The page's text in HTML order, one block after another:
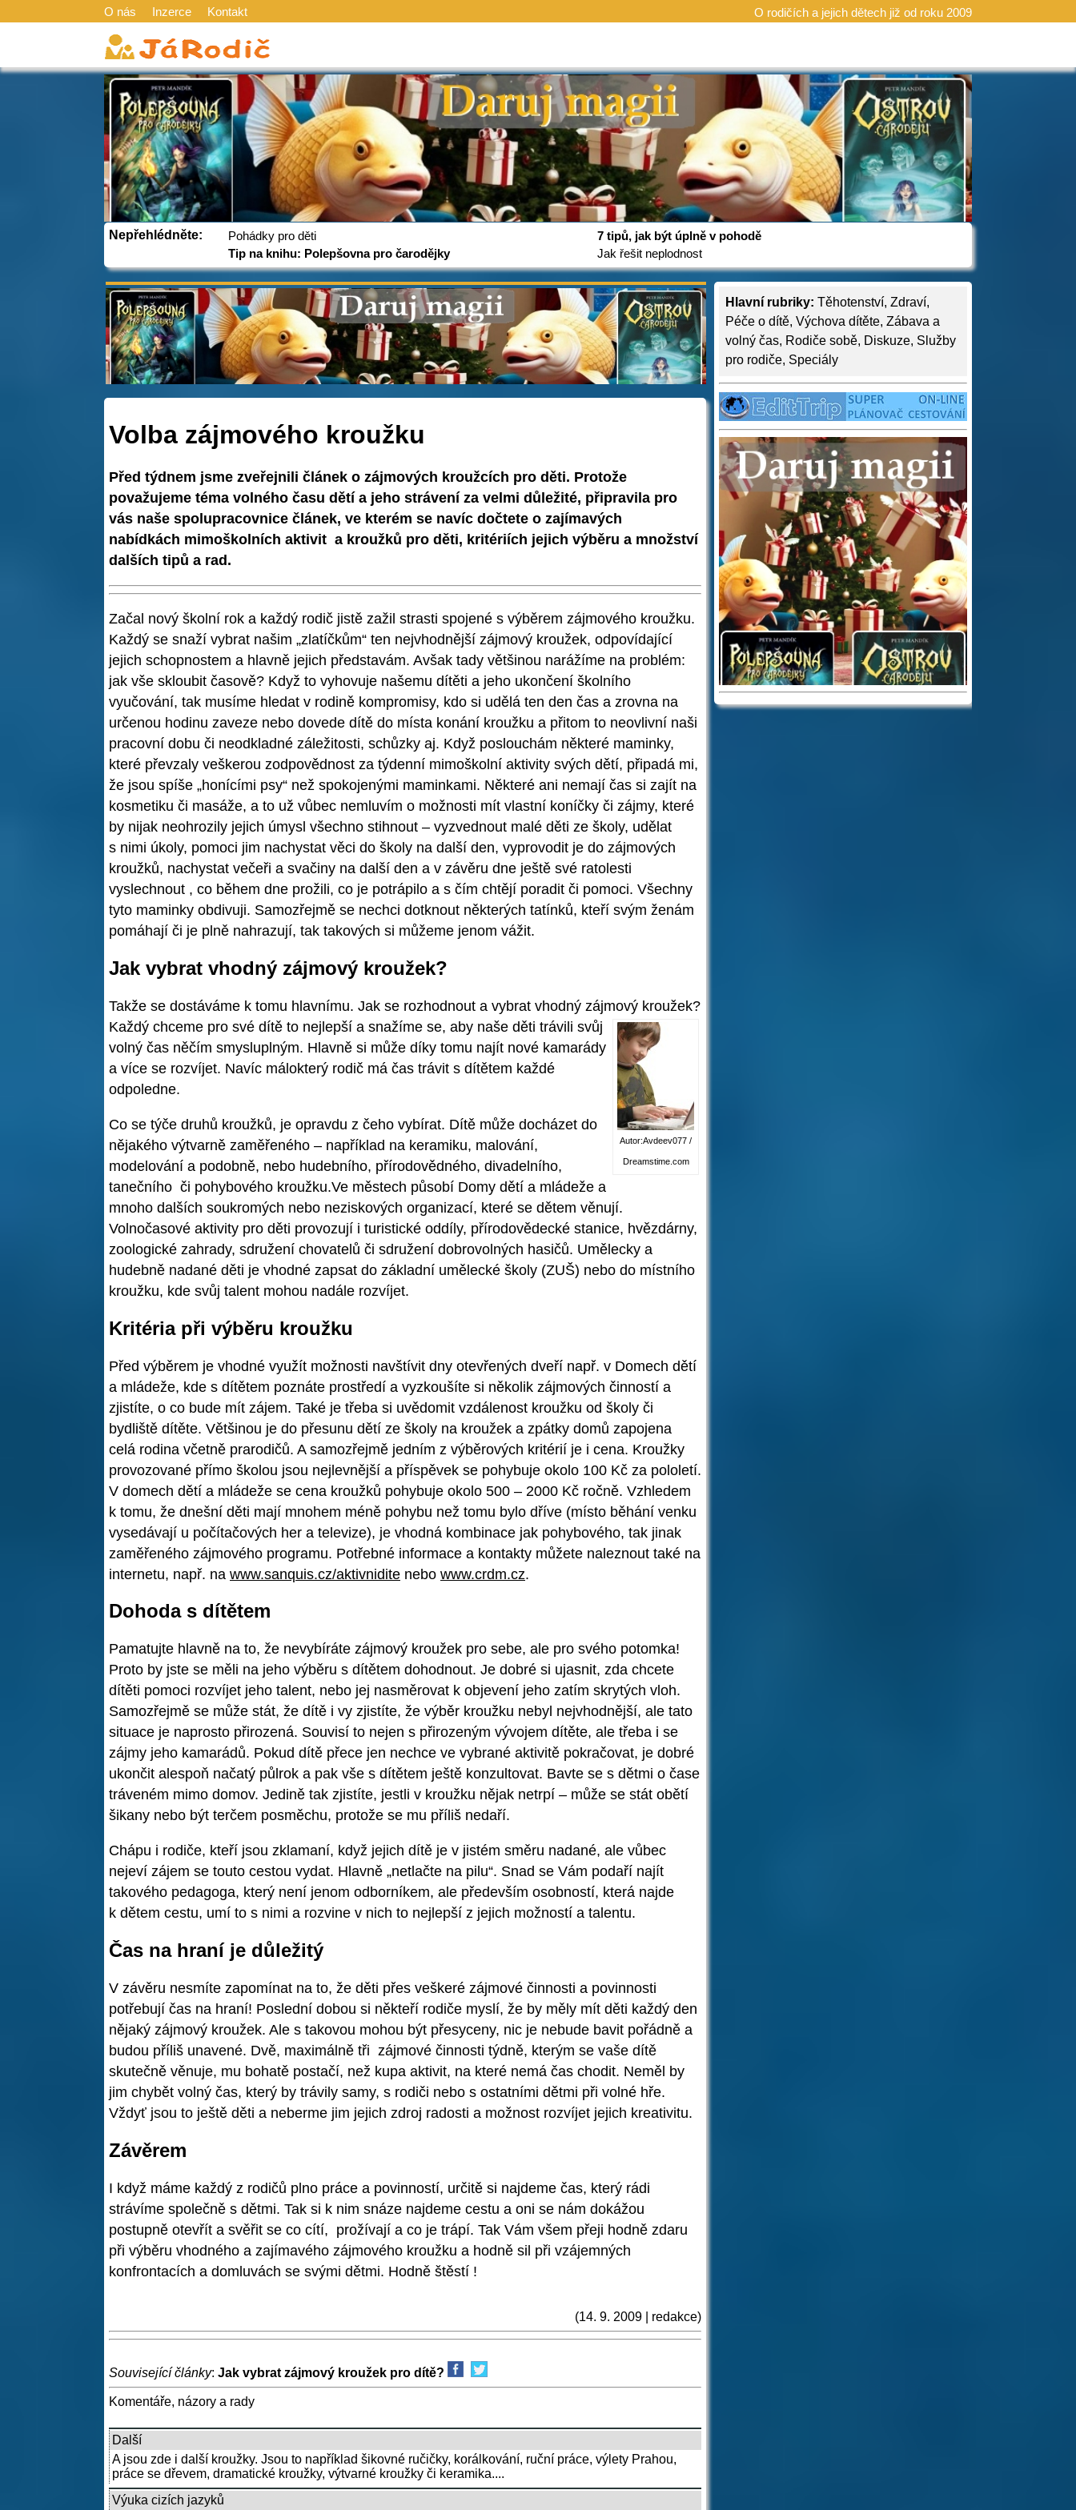
O nás Inzerce Kontakt O rodičích a jejich dětech již od roku 2009
Nepřehlédněte:
Pohádky pro děti
Tip na knihu: Polepšovna pro čarodějky
7 tipů, jak být úplně v pohodě
Jak řešit neplodnost
Hlavní rubriky: Těhotenství, Zdraví,
Péče o dítě, Výchova dítěte, Zábava a
volný čas, Rodiče sobě, Diskuze, Služby
pro rodiče, Speciály
Volba zájmového kroužku
Před týdnem jsme zveřejnili článek o zájmových kroužcích pro děti. Protože
považujeme téma volného času dětí a jeho strávení za velmi důležité, připravila pro
vás naše spolupracovnice článek, ve kterém se navíc dočtete o zajímavých
nabídkách mimoškolních aktivit a kroužků pro děti, kritériích jejich výběru a množství
dalších tipů a rad.
Začal nový školní rok a každý rodič jistě zažil strasti spojené s výběrem zájmového kroužku.
Každý se snaží vybrat našim „zlatíčkům“ ten nejvhodnější zájmový kroužek, odpovídající
jejich schopnostem a hlavně jejich představám. Avšak tady většinou narážíme na problém:
jak vše skloubit časově? Když to vyhovuje našemu dítěti a jeho ukončení školního
vyučování, tak musíme hledat v rodině kompromisy, kdo si udělá ten den čas a zrovna na
určenou hodinu zaveze nebo dovede dítě do místa konání kroužku a přitom to neovlivní naši
pracovní dobu či neodkladné záležitosti, schůzky aj. Když poslouchám některé maminky,
které převzaly veškerou zodpovědnost za týdenní mimoškolní aktivity svých dětí, připadá mi,
že jsou spíše „honícími psy“ než spokojenými maminkami. Některé ani nemají čas si zajít na
kosmetiku či masáže, a to už vůbec nemluvím o možnosti mít vlastní koníčky či zájmy, které
by nijak neohrozily jejich úmysl všechno stihnout – vyzvednout malé děti ze školy, udělat
s nimi úkoly, pomoci jim nachystat věci do školy na další den, vyprovodit je do zájmových
kroužků, nachystat večeři a svačiny na další den a v závěru dne ještě své ratolesti
vyslechnout , co během dne prožili, co je potrápilo a s čím chtějí poradit či pomoci. Všechny
tyto maminky obdivuji. Samozřejmě se nechci dotknout některých tatínků, kteří svým ženám
pomáhají či je plně nahrazují, tak takových si můžeme jenom vážit.
Jak vybrat vhodný zájmový kroužek?
Takže se dostáváme k tomu hlavnímu. Jak se rozhodnout a vybrat vhodný zájmový kroužek?
Autor:Avdeev077 /
Dreamstime.com
Každý chceme pro své dítě to nejlepší a snažíme se, aby naše děti trávili svůj
volný čas něčím smysluplným. Hlavně si může díky tomu najít nové kamarády
a více se rozvíjet. Navíc málokterý rodič má čas trávit s dítětem každé
odpoledne.
Co se týče druhů kroužků, je opravdu z čeho vybírat. Dítě může docházet do
nějakého výtvarně zaměřeného – například na keramiku, malování,
modelování a podobně, nebo hudebního, přírodovědného, divadelního,
tanečního či pohybového kroužku.Ve městech působí Domy dětí a mládeže a
mnoho dalších soukromých nebo neziskových organizací, které se dětem věnují.
Volnočasové aktivity pro děti provozují i turistické oddíly, přírodovědecké stanice, hvězdárny,
zoologické zahrady, sdružení chovatelů či sdružení dobrovolných hasičů. Umělecky a
hudebně nadané děti je vhodné zapsat do základní umělecké školy (ZUŠ) nebo do místního
kroužku, kde svůj talent mohou nadále rozvíjet.
Kritéria při výběru kroužku
Před výběrem je vhodné využít možnosti navštívit dny otevřených dveří např. v Domech dětí
a mládeže, kde s dítětem poznáte prostředí a vyzkoušíte si několik zájmových činností a
zjistíte, o co bude mít zájem. Také je třeba si uvědomit vzdálenost kroužku od školy či
bydliště dítěte. Většinou je do přesunu dětí ze školy na kroužek a zpátky domů zapojena
celá rodina včetně prarodičů. A samozřejmě jedním z výběrových kritérií je i cena. Kroužky
provozované přímo školou jsou nejlevnější a příspěvek se pohybuje okolo 100 Kč za pololetí.
V domech dětí a mládeže se cena kroužků pohybuje okolo 500 – 2000 Kč ročně. Vzhledem
k tomu, že dnešní děti mají mnohem méně pohybu než tomu bylo dříve (místo běhání venku
vysedávají u počítačových her a televize), je vhodná kombinace jak pohybového, tak jinak
zaměřeného zájmového programu. Potřebné informace a kontakty můžete naleznout také na
internetu, např. na www.sanquis.cz/aktivnidite nebo www.crdm.cz.
Dohoda s dítětem
Pamatujte hlavně na to, že nevybíráte zájmový kroužek pro sebe, ale pro svého potomka!
Proto by jste se měli na jeho výběru s dítětem dohodnout. Je dobré si ujasnit, zda chcete
dítěti pomoci rozvíjet jeho talent, nebo jej nasměrovat k objevení jeho zatím skrytých vloh.
Samozřejmě se může stát, že dítě i vy zjistíte, že výběr kroužku nebyl nejvhodnější, ale tato
situace je naprosto přirozená. Souvisí to nejen s přirozeným vývojem dítěte, ale třeba i se
zájmy jeho kamarádů. Pokud dítě přece jen nechce ve vybrané aktivitě pokračovat, je dobré
ukončit alespoň načatý půlrok a pak vše s dítětem ještě konzultovat. Bavte se s dětmi o čase
tráveném mimo domov. Jedině tak zjistíte, jestli v kroužku nějak netrpí – může se stát obětí
šikany nebo být terčem posměchu, protože se mu příliš nedaří.
Chápu i rodiče, kteří jsou zklamaní, když jejich dítě je v jistém směru nadané, ale vůbec
nejeví zájem se touto cestou vydat. Hlavně „netlačte na pilu“. Snad se Vám podaří najít
takového pedagoga, který není jenom odborníkem, ale především osobností, která najde
k dětem cestu, umí to s nimi a rozvine v nich to nejlepší z jejich možností a talentu.
Čas na hraní je důležitý
V závěru nesmíte zapomínat na to, že děti přes veškeré zájmové činnosti a povinnosti
potřebují čas na hraní! Poslední dobou si někteří rodiče myslí, že by měly mít děti každý den
nějaký zájmový kroužek. Ale s takovou mohou být přesyceny, nic je nebude bavit pořádně a
budou příliš unavené. Dvě, maximálně tři zájmové činnosti týdně, kterým se vaše dítě
skutečně věnuje, mu bohatě postačí, než kupa aktivit, na které nemá čas chodit. Neměl by
jim chybět volný čas, který by trávily samy, s rodiči nebo s ostatními dětmi při volné hře.
Vždyť jsou to ještě děti a neberme jim jejich zdroj radosti a možnost rozvíjet jejich kreativitu.
Závěrem
I když máme každý z rodičů plno práce a povinností, určitě si najdeme čas, který rádi
strávíme společně s dětmi. Tak si k nim snáze najdeme cestu a oni se nám dokážou
postupně otevřít a svěřit se co cítí, prožívají a co je trápí. Tak Vám všem přeji hodně zdaru
při výběru vhodného a zajímavého zájmového kroužku a hodně sil při vzájemných
konfrontacích a domluvách se svými dětmi. Hodně štěstí !
(14. 9. 2009 | redakce)
Související články: Jak vybrat zájmový kroužek pro dítě?
Komentáře, názory a rady
Další
A jsou zde i další kroužky. Jsou to například šikovné ručičky, korálkování, ruční práce, výlety Prahou,
práce se dřevem, dramatické kroužky, výtvarné kroužky či keramika....
Výuka cizích jazyků